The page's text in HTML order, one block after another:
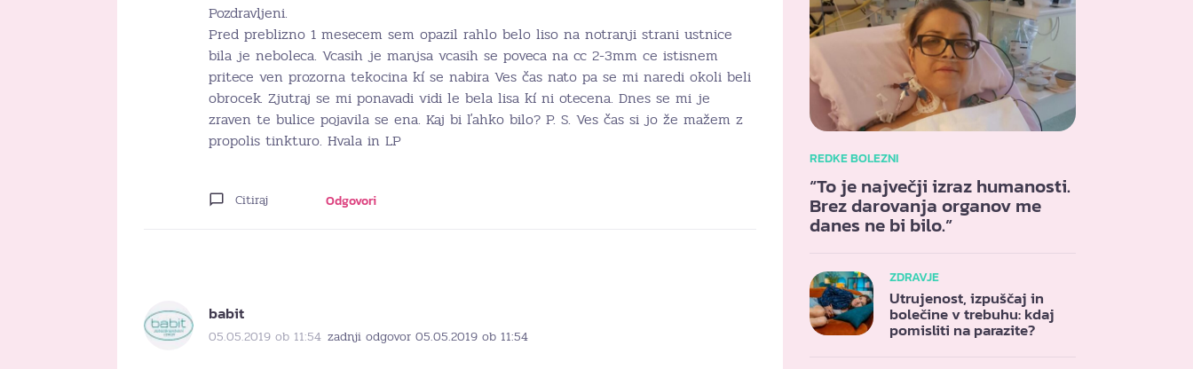
Pozdravljeni.
Pred preblizno 1 mesecem sem opazil rahlo belo liso na notranji strani ustnice
bila je neboleca. Vcasih je manjsa vcasih se poveca na cc 2-3mm ce istisnem
pritece ven prozorna tekocina kí se nabira Ves čas nato pa se mi naredi okoli beli
obrocek. Zjutraj se mi ponavadi vidi le bela lisa kí ni otecena. Dnes se mi je
zraven te bulice pojavila se ena. Kaj bi ľahko bilo? P. S. Ves čas si jo že mažem z
propolis tinkturo. Hvala in LP
Citiraj Odgovori
babit
05.05.2019 ob 11:54 zadnji odgovor 05.05.2019 ob 11:54
REDKE BOLEZNI
“To je največji izraz humanosti.
Brez darovanja organov me
danes ne bi bilo.”
ZDRAVJE
Utrujenost, izpuščaj in
bolečine v trebuhu: kdaj
pomisliti na parazite?